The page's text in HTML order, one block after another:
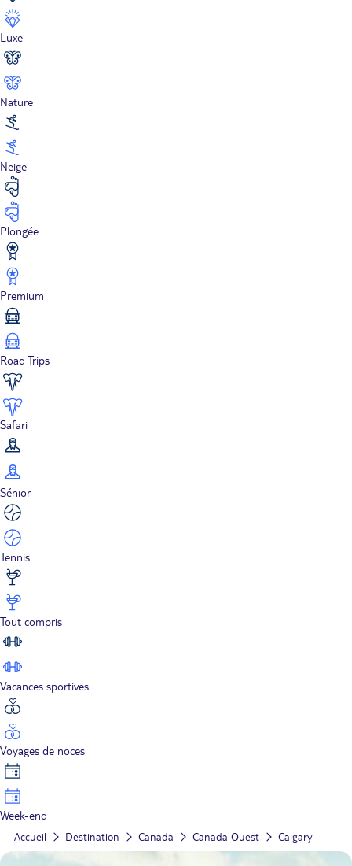
Luxe
Nature
Neige
Plongée
Premium
Road Trips
Safari
Sénior
Tennis
Tout compris
Vacances sportives
Voyages de noces
Week-end
Accueil Destination Canada Canada Ouest Calgary